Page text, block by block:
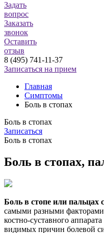
Задать
вопрос
Заказать
звонок
Оставить
отзыв
8 (495) 741-11-37
Записаться на прием
Главная
Симптомы
Боль в стопах
Боль в стопах
Записаться
Боль в стопах
Боль в стопах,
Боль в стопе или пальцах
самыми разными
костно-суставного
видимых причин болевой